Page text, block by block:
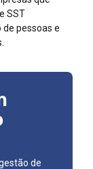
SST
pessoas e
de